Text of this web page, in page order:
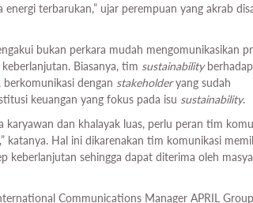
terbarukan,” ujar perempuan yang akrab
bukan perkara mudah mengomunikasikan
Biasanya, tim sustainability
dengan stakeholderyang sudah
keuangan yang fokus pada isu sustainability.
dan khalayak luas, perlu peran tim
katanya. Hal ini dikarenakan tim komunikasi
keberlanjutan sehingga dapat diterima oleh
Communications Manager APRIL Group